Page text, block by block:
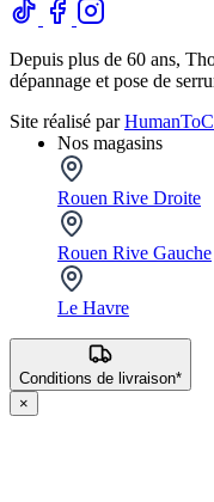
Depuis plus de 60 ans,
dépannage et pose de
Site réalisé par
Nos magasins
Rouen Rive Droite
Rouen Rive Gauche
Le Havre
Conditions de livraison*
×